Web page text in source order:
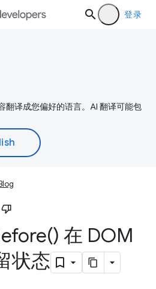
登录
翻译成您偏好的语言。AI 翻译可能包
) 在 DOM
状态